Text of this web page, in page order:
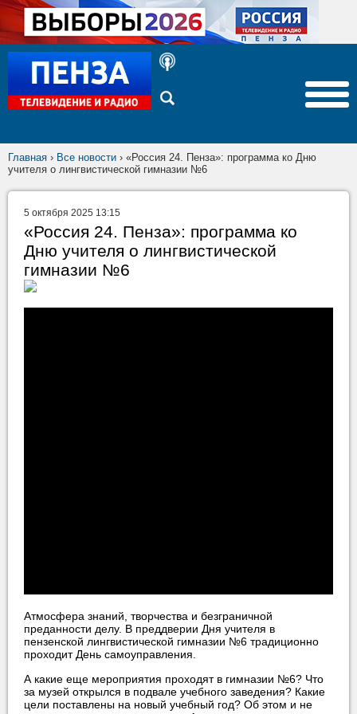
Главная › Все новости › «Россия 24. Пенза»: программа ко Дню
учителя о лингвистической гимназии №6
5 октября 2025 13:15
«Россия 24. Пенза»: программа ко
Дню учителя о лингвистической
гимназии №6
Атмосфера знаний, творчества и безграничной
преданности делу. В преддверии Дня учителя в
пензенской лингвистической гимназии №6 традиционно
проходит День самоуправления.
А какие еще мероприятия проходят в гимназии №6? Что
за музей открылся в подвале учебного заведения? Какие
цели поставлены на новый учебный год? Об этом и не